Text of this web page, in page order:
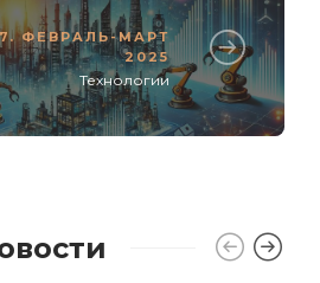
ФЕВРАЛЬ-МАРТ
2025
Технологии